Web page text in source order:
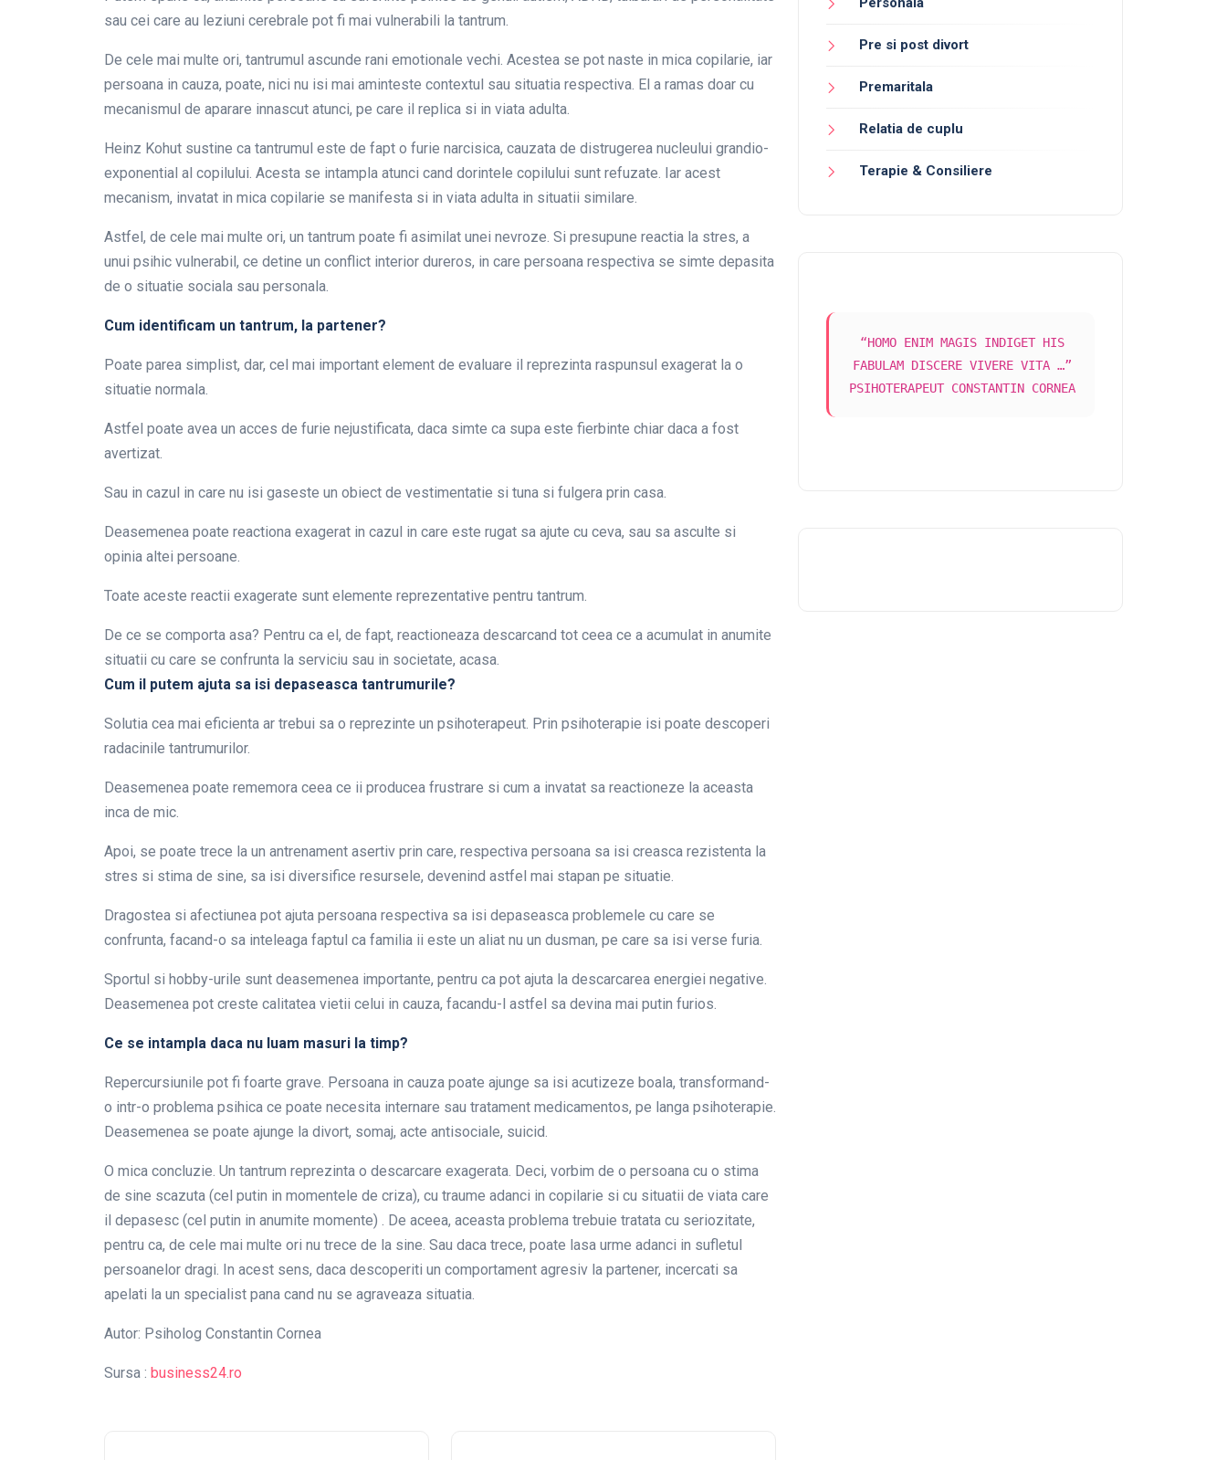
sau cei care au leziuni cerebrale pot fi mai vulnerabili la tantrum.
De cele mai multe ori, tantrumul ascunde rani emotionale vechi. Acestea se pot naste in mica copilarie, iar
persoana in cauza, poate, nici nu isi mai aminteste contextul sau situatia respectiva. El a ramas doar cu
mecanismul de aparare innascut atunci, pe care il replica si in viata adulta.
Heinz Kohut sustine ca tantrumul este de fapt o furie narcisica, cauzata de distrugerea nucleului grandio-
exponential al copilului. Acesta se intampla atunci cand dorintele copilului sunt refuzate. Iar acest
mecanism, invatat in mica copilarie se manifesta si in viata adulta in situatii similare.
Astfel, de cele mai multe ori, un tantrum poate fi asimilat unei nevroze. Si presupune reactia la stres, a
unui psihic vulnerabil, ce detine un conflict interior dureros, in care persoana respectiva se simte depasita
de o situatie sociala sau personala.
Cum identificam un tantrum, la partener?
Poate parea simplist, dar, cel mai important element de evaluare il reprezinta raspunsul exagerat la o
situatie normala.
Astfel poate avea un acces de furie nejustificata, daca simte ca supa este fierbinte chiar daca a fost
avertizat.
Sau in cazul in care nu isi gaseste un obiect de vestimentatie si tuna si fulgera prin casa.
Deasemenea poate reactiona exagerat in cazul in care este rugat sa ajute cu ceva, sau sa asculte si
opinia altei persoane.
Toate aceste reactii exagerate sunt elemente reprezentative pentru tantrum.
De ce se comporta asa? Pentru ca el, de fapt, reactioneaza descarcand tot ceea ce a acumulat in anumite
situatii cu care se confrunta la serviciu sau in societate, acasa.
Cum il putem ajuta sa isi depaseasca tantrumurile?
Solutia cea mai eficienta ar trebui sa o reprezinte un psihoterapeut. Prin psihoterapie isi poate descoperi
radacinile tantrumurilor.
Deasemenea poate rememora ceea ce ii producea frustrare si cum a invatat sa reactioneze la aceasta
inca de mic.
Apoi, se poate trece la un antrenament asertiv prin care, respectiva persoana sa isi creasca rezistenta la
stres si stima de sine, sa isi diversifice resursele, devenind astfel mai stapan pe situatie.
Dragostea si afectiunea pot ajuta persoana respectiva sa isi depaseasca problemele cu care se
confrunta, facand-o sa inteleaga faptul ca familia ii este un aliat nu un dusman, pe care sa isi verse furia.
Sportul si hobby-urile sunt deasemenea importante, pentru ca pot ajuta la descarcarea energiei negative.
Deasemenea pot creste calitatea vietii celui in cauza, facandu-l astfel sa devina mai putin furios.
Ce se intampla daca nu luam masuri la timp?
Repercursiunile pot fi foarte grave. Persoana in cauza poate ajunge sa isi acutizeze boala, transformand-
o intr-o problema psihica ce poate necesita internare sau tratament medicamentos, pe langa psihoterapie.
Deasemenea se poate ajunge la divort, somaj, acte antisociale, suicid.
O mica concluzie. Un tantrum reprezinta o descarcare exagerata. Deci, vorbim de o persoana cu o stima
de sine scazuta (cel putin in momentele de criza), cu traume adanci in copilarie si cu situatii de viata care
il depasesc (cel putin in anumite momente) . De aceea, aceasta problema trebuie tratata cu seriozitate,
pentru ca, de cele mai multe ori nu trece de la sine. Sau daca trece, poate lasa urme adanci in sufletul
persoanelor dragi. In acest sens, daca descoperiti un comportament agresiv la partener, incercati sa
apelati la un specialist pana cand nu se agraveaza situatia.
Autor: Psiholog Constantin Cornea
Sursa : business24.ro
Pre si post divort
Premaritala
Relatia de cuplu
Terapie & Consiliere
“HOMO ENIM MAGIS INDIGET HIS
FABULAM DISCERE VIVERE VITA …”
PSIHOTERAPEUT CONSTANTIN CORNEA